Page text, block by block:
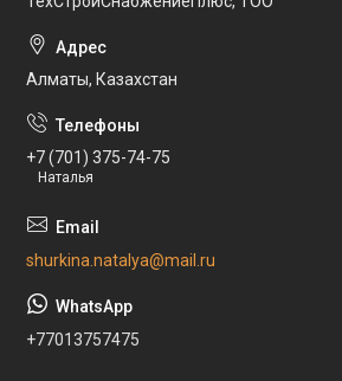
Алматы, Казахстан
+7 (701) 375-74-75
Наталья
shurkina.natalya@mail.ru
+77013757475